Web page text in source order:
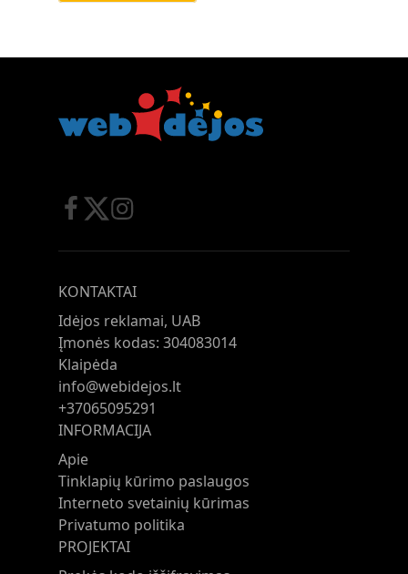
KONTAKTAI
Idėjos reklamai, UAB
Įmonės kodas: 304083014
Klaipėda
info@webidejos.lt
+37065095291
INFORMACIJA
Apie
Tinklapių kūrimo paslaugos
Interneto svetainių kūrimas
Privatumo politika
PROJEKTAI